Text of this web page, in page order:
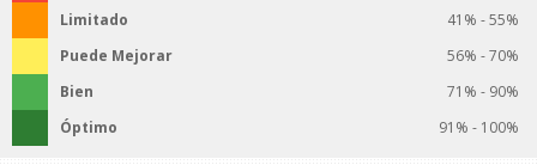
Limitado
41% - 55%
Puede Mejorar
56% - 70%
Bien
71% - 90%
Óptimo
91% - 100%